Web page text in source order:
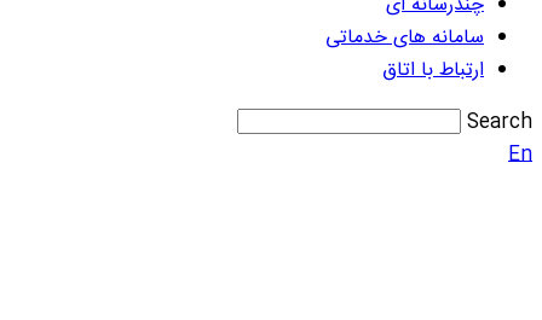
سامانه های خدماتی
ارتباط با اتاق
Search
En